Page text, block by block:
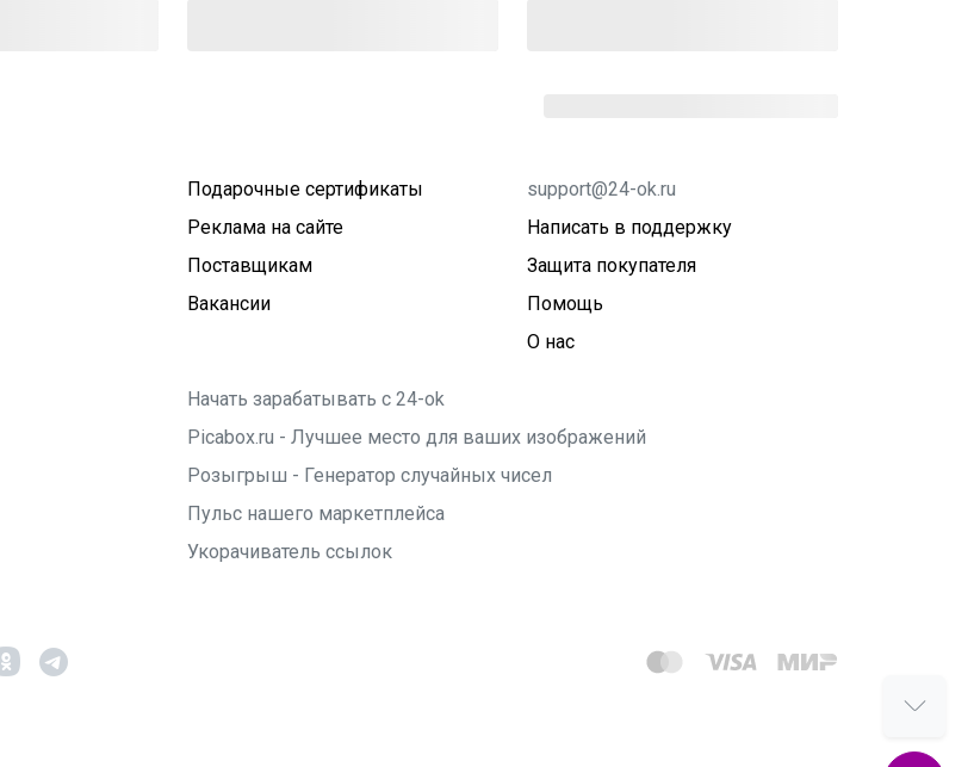
Подарочные сертификаты
Реклама на сайте
Поставщикам
Вакансии
support@24-ok.ru
Написать в поддержку
Защита покупателя
Помощь
О нас
Начать зарабатывать с 24-ok
Picabox.ru - Лучшее место для ваших изображений
Розыгрыш - Генератор случайных чисел
Пульс нашего маркетплейса
Укорачиватель ссылок